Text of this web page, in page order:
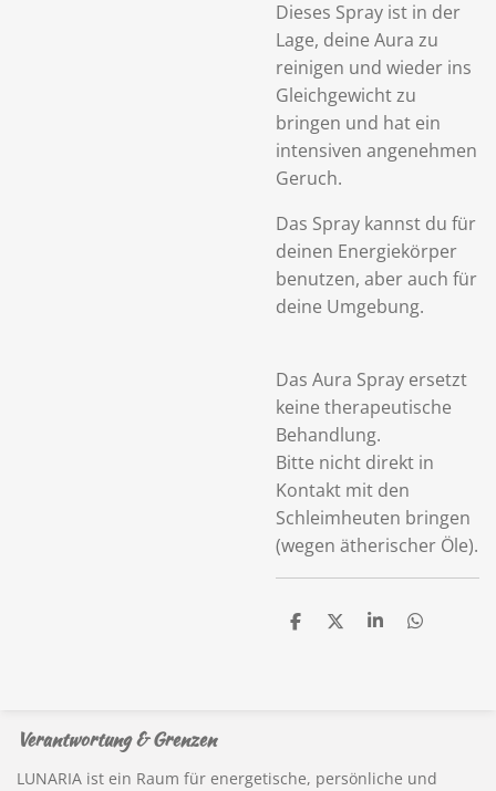
Dieses Spray ist in der
Lage, deine Aura zu
reinigen und wieder ins
Gleichgewicht zu
bringen und hat ein
intensiven angenehmen
Geruch.
Das Spray kannst du für
deinen Energiekörper
benutzen, aber auch für
deine Umgebung.
Das Aura Spray ersetzt
keine therapeutische
Behandlung.
Bitte nicht direkt in
Kontakt mit den
Schleimheuten bringen
(wegen ätherischer Öle).
T
T
T
T
Verantwortung & Grenzen
LUNARIA ist ein Raum für energetische, persönliche und